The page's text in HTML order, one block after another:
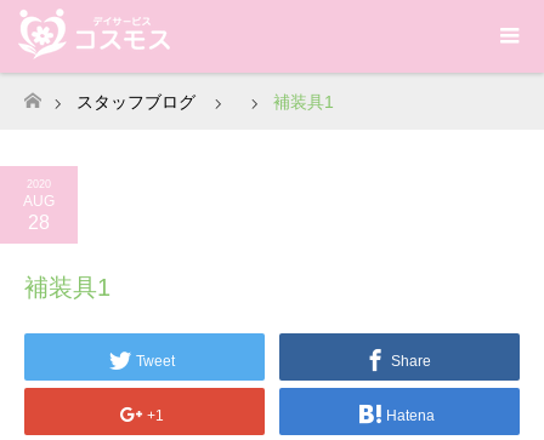
ホーム
スタッフブログ 補装具1
2020
AUG
28
補装具1
Tweet Share
+1 Hatena